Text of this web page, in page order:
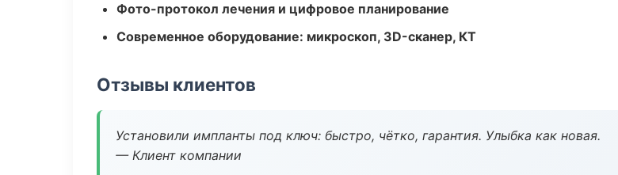
Фото-протокол лечения и цифровое планирование
Современное оборудование: микроскоп, 3D-сканер, КТ
Отзывы клиентов
Установили импланты под ключ: быстро, чётко, гарантия. Улыбка как новая.
— Клиент компании